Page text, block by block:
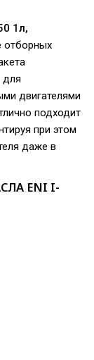
1л,
отборных
для
двигателями
подходит
при этом
даже в
ENI I-